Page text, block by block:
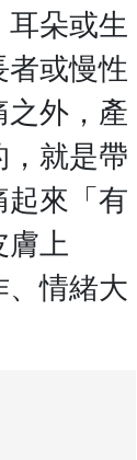
朵或生
或慢性
外，產
就是帶
來「有
上
情緒大